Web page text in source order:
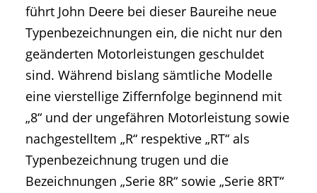
führt John Deere bei dieser Baureihe neue
Typenbezeichnungen ein, die nicht nur den
geänderten Motorleistungen geschuldet
sind. Während bislang sämtliche Modelle
eine vierstellige Ziffernfolge beginnend mit
„8“ und der ungefähren Motorleistung sowie
nachgestelltem „R“ respektive „RT“ als
Typenbezeichnung trugen und die
Bezeichnungen „Serie 8R“ sowie „Serie 8RT“